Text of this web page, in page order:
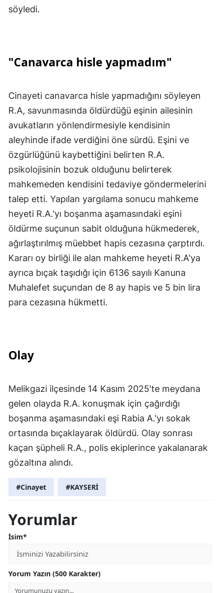
söyledi.
"Canavarca hisle yapmadım"
Cinayeti canavarca hisle yapmadığını söyleyen
R.A, savunmasında öldürdüğü eşinin ailesinin
avukatların yönlendirmesiyle kendisinin
aleyhinde ifade verdiğini öne sürdü. Eşini ve
özgürlüğünü kaybettiğini belirten R.A.
psikolojisinin bozuk olduğunu belirterek
mahkemeden kendisini tedaviye göndermelerini
talep etti. Yapılan yargılama sonucu mahkeme
heyeti R.A.'yı boşanma aşamasındaki eşini
öldürme suçunun sabit olduğuna hükmederek,
ağırlaştırılmış müebbet hapis cezasına çarptırdı.
Kararı oy birliği ile alan mahkeme heyeti R.A'ya
ayrıca bıçak taşıdığı için 6136 sayılı Kanuna
Muhalefet suçundan de 8 ay hapis ve 5 bin lira
para cezasına hükmetti.
Olay
Melikgazi ilçesinde 14 Kasım 2025'te meydana
gelen olayda R.A. konuşmak için çağırdığı
boşanma aşamasındaki eşi Rabia A.'yı sokak
ortasında bıçaklayarak öldürdü. Olay sonrası
kaçan şüpheli R.A., polis ekiplerince yakalanarak
gözaltına alındı.
#Cinayet #KAYSERİ
Yorumlar
İsim*
Yorum Yazın (500 Karakter)